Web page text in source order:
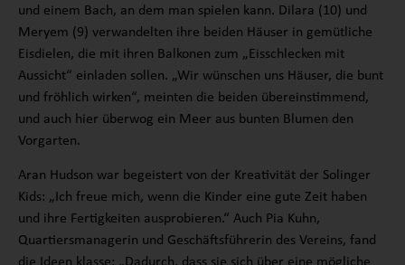
und einem Bach, an dem man spielen kann. Dilara (10) und
Meryem (9) verwandelten ihre beiden Häuser in gemütliche
Eisdielen, die mit ihren Balkonen zum „Eisschlecken mit
Aussicht“ einladen sollen. „Wir wünschen uns Häuser, die bunt
und fröhlich wirken“, meinten die beiden übereinstimmend,
und auch hier überwog ein Meer aus bunten Blumen den
Vorgarten.
Aran Hudson war begeistert von der Kreativität der Solinger
Kids: „Ich freue mich, wenn die Kinder eine gute Zeit haben
und ihre Fertigkeiten ausprobieren.“ Auch Pia Kuhn,
Quartiersmanagerin und Geschäftsführerin des Vereins, fand